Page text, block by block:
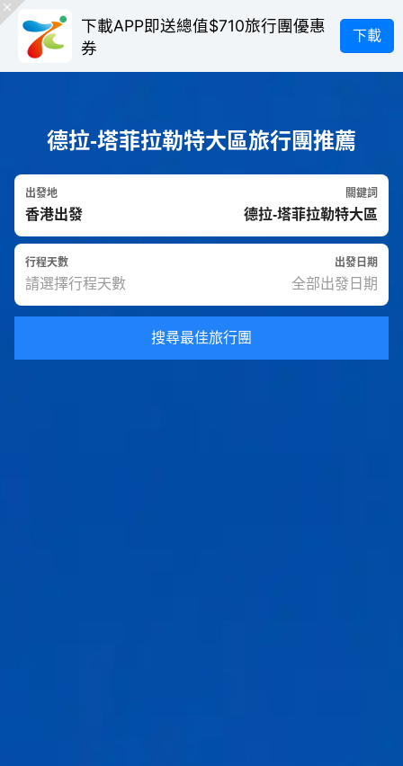
下載APP即送總值$710旅行團優惠
券
下載
德拉-塔菲拉勒特大區旅行團推薦
出發地 關鍵詞
出發日期
行程天數
搜尋最佳旅行團